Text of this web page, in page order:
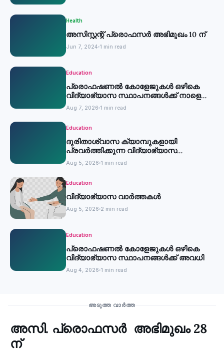
Health
അസിസ്റ്റന്റ് പ്രൊഫസര്‍ അഭിമുഖം 10 ന്
Jun 7, 2024 1 min read
Education
പ്രൊഫഷണൽ കോളേജുകൾ ഒഴികെ
വിദ്യാഭ്യാസ സ്ഥാപനങ്ങൾക്ക് നാളെ
അവധി
Aug 7, 2026 1 min read
Education
ദുരിതാശ്വാസ ക്യാമ്പുകളായി
പ്രവര്‍ത്തിക്കുന്ന വിദ്യാഭ്യാസ
സ്ഥാപനങ്ങള്‍ക്ക് അവധി
Aug 5, 2026 1 min read
Education
വിദ്യാഭ്യാസ വാർത്തകൾ
Aug 5, 2026 2 min read
Education
പ്രൊഫഷണൽ കോളേജുകൾ ഒഴികെ
വിദ്യാഭ്യാസ സ്ഥാപനങ്ങൾക്ക് അവധി
Aug 4, 2026 1 min read
അടുത്ത വാർത്ത
‹
അസി. പ്രൊഫസര്‍ അഭിമുഖം 28
ന്